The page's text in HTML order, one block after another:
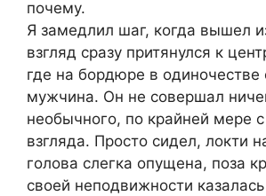
почему.
Я замедлил шаг, когда вышел
взгляд сразу притянулся к
где на бордюре в одиночестве
мужчина. Он не совершал
необычного, по крайней мере
взгляда. Просто сидел, локти
голова слегка опущена, поза
своей неподвижности казалась